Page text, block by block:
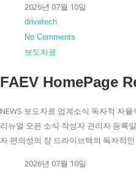
2026년 07월 10일
drivetech
No Comments
보도자료
FAEV HomePage
NEWS 보도자료 업계소식 독자적 자
리뉴얼 오픈 소식 작성자 관리자 등록
자 편의성의 장 드라이브텍의 독자적
2026년 07월 10일